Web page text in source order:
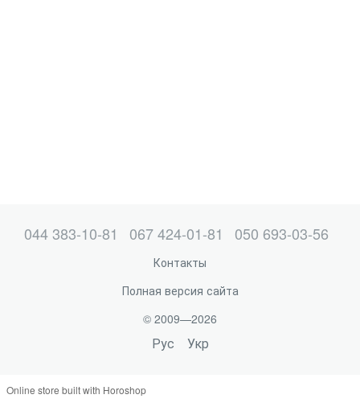
044 383-10-81 067 424-01-81 050 693-03-56
Контакты
Полная версия сайта
© 2009—2026
Рус Укр
Online store built with Horoshop